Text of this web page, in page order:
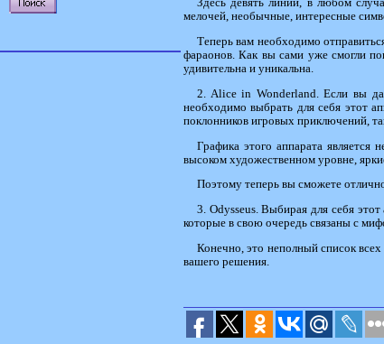
Здесь девять линий, в любом
мелочей, необычные, интересные
Теперь вам необходимо
фараонов. Как вы сами уже смогли
удивительна и уникальна.
2. Alice in Wonderland. Если вы
необходимо выбрать для себя этот
поклонников игровых приключений,
Графика этого аппарата является
высоком художественном уровне,
Поэтому теперь вы сможете
3. Odysseus. Выбирая для себя
которые в свою очередь связаны с
Конечно, это неполный список всех
вашего решения.